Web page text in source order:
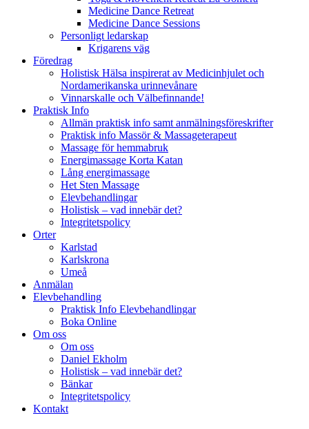
Medicine Dance Retreat
Medicine Dance Sessions
Personligt ledarskap
Krigarens väg
Föredrag
Holistisk Hälsa inspirerat av Medicinhjulet och
Nordamerikanska urinnevånare
Vinnarskalle och Välbefinnande!
Praktisk Info
Allmän praktisk info samt anmälningsföreskrifter
Praktisk info Massör & Massageterapeut
Massage för hemmabruk
Energimassage Korta Katan
Lång energimassage
Het Sten Massage
Elevbehandlingar
Holistisk – vad innebär det?
Integritetspolicy
Orter
Karlstad
Karlskrona
Umeå
Anmälan
Elevbehandling
Praktisk Info Elevbehandlingar
Boka Online
Om oss
Om oss
Daniel Ekholm
Holistisk – vad innebär det?
Bänkar
Integritetspolicy
Kontakt